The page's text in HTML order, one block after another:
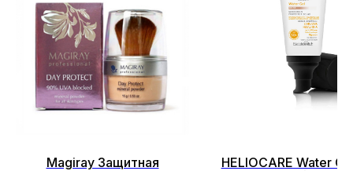
Magiray Защитная
HELIOCARE Water
ОСТАЛИСЬ ВОПРОСЫ?
вскоре свяжемся с вами